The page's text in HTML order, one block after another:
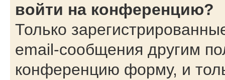
войти на конференцию?
Только
email-сообщения другим
конференцию форму, и